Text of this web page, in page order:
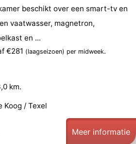
beschikt over een smart-tv en
vaatwasser, magnetron,
en ...
€281 (laagseizoen) per midweek.
km.
Koog / Texel
Meer informatie